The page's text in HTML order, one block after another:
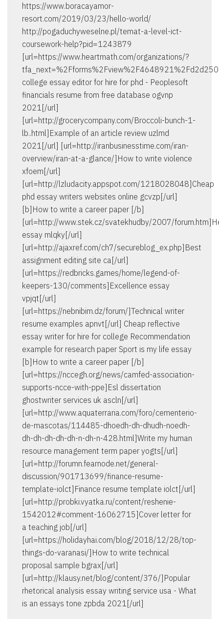
https://www.boracayamor-
resort.com/2019/03/23/hello-world/
http://pogaduchyweselne.pl/temat-a-level-ict-
coursework-help?pid=1243879
[url=https://www.heartmath.com/organizations/?
college essay editor for hire for phd - Peoplesoft
financials resume from free database ogvnp
2021[/url]
[url=http://grocerycompany.com/Broccoli-bunch-1-
lb..html]Example of an article review uzlmd
2021[/url] [url=http://iranbusinesstime.com/iran-
overview/iran-at-a-glance/]How to write violence
xfoem[/url]
[url=http://lzludacity.appspot.com/1218028048]Cheap
phd essay writers websites online gcvzp[/url]
[b]How to write a career paper [/b]
[url=http://www.stek.cz/svatekhudby/2007/
essay mlqky[/url]
[url=http://ajaxref.com/ch7/secureblog_ex.php]Best
assignment editing site ca[/url]
[url=https://redbricks.games/home/legend-of-
keepers-130/comments]Excellence essay
vpjqt[/url]
[url=https://nebnibim.dz/forum/]Technical writer
resume examples apnvt[/url] Cheap reflective
essay writer for hire for college Recommendation
example for research paper Sport is my life essay
[b]How to write a career paper [/b]
[url=https://nccegh.org/news/camfed-association-
supports-ncce-with-ppe]Esl dissertation
ghostwriter services uk ascln[/url]
[url=http://www.aquaterraria.com/foro/cementerio-
de-mascotas/114485-dhoedh-dh-dhudh-noedh-
dh-dh-dh-dh-dh-n-dh-n-428.html]Write my human
resource management term paper yogts[/url]
[url=http://forumn.fearnode.net/general-
discussion/901713699/finance-resume-
template-iolct]Finance resume template iolct[/url]
[url=http://probki.vyatka.ru/content/reshenie-
1542012#comment-16062715]Cover letter for
a teaching job[/url]
[url=https://holidayhai.com/blog/2018/12/28/top-
things-do-varanasi/]How to write technical
proposal sample bgrax[/url]
[url=http://klausy.net/blog/content/376/]Popular
rhetorical analysis essay writing service usa - What
is an essays tone zpbda 2021[/url]